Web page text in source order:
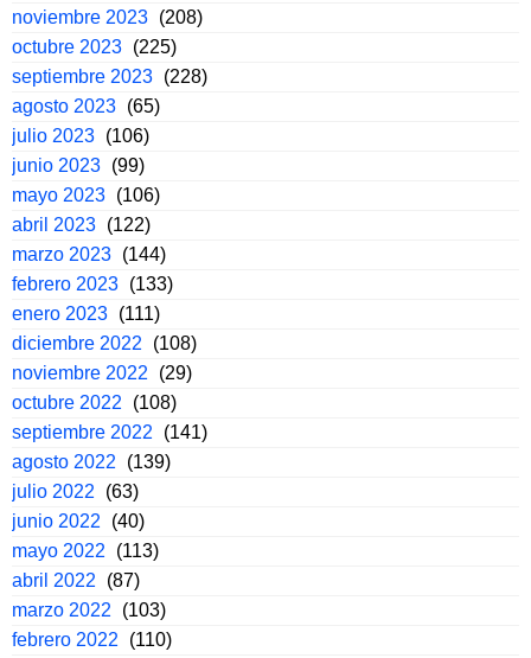
noviembre 2023 (208)
octubre 2023 (225)
septiembre 2023 (228)
agosto 2023 (65)
julio 2023 (106)
junio 2023 (99)
mayo 2023 (106)
abril 2023 (122)
marzo 2023 (144)
febrero 2023 (133)
enero 2023 (111)
diciembre 2022
(108)
noviembre 2022
(29)
octubre 2022
(108)
septiembre 2022
(141)
agosto 2022
(139)
julio 2022
(63)
junio 2022
(40)
mayo 2022
(113)
abril 2022
(87)
marzo 2022
(103)
febrero 2022
(110)